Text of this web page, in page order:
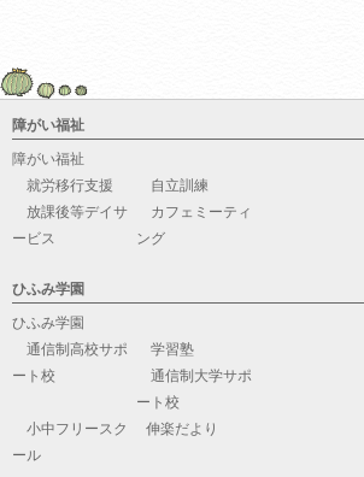
障がい福祉
障がい福祉
就労移行支援
自立訓練
放課後等デイサ
ービス
カフェミーティ
ング
ひふみ学園
ひふみ学園
通信制高校サポ
ート校
学習塾
通信制大学サポ
ート校
小中フリースク
ール
伸楽だより